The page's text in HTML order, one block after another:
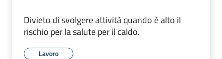
Divieto di svolgere attività quando è alto il
rischio per la salute per il caldo.
Lavoro